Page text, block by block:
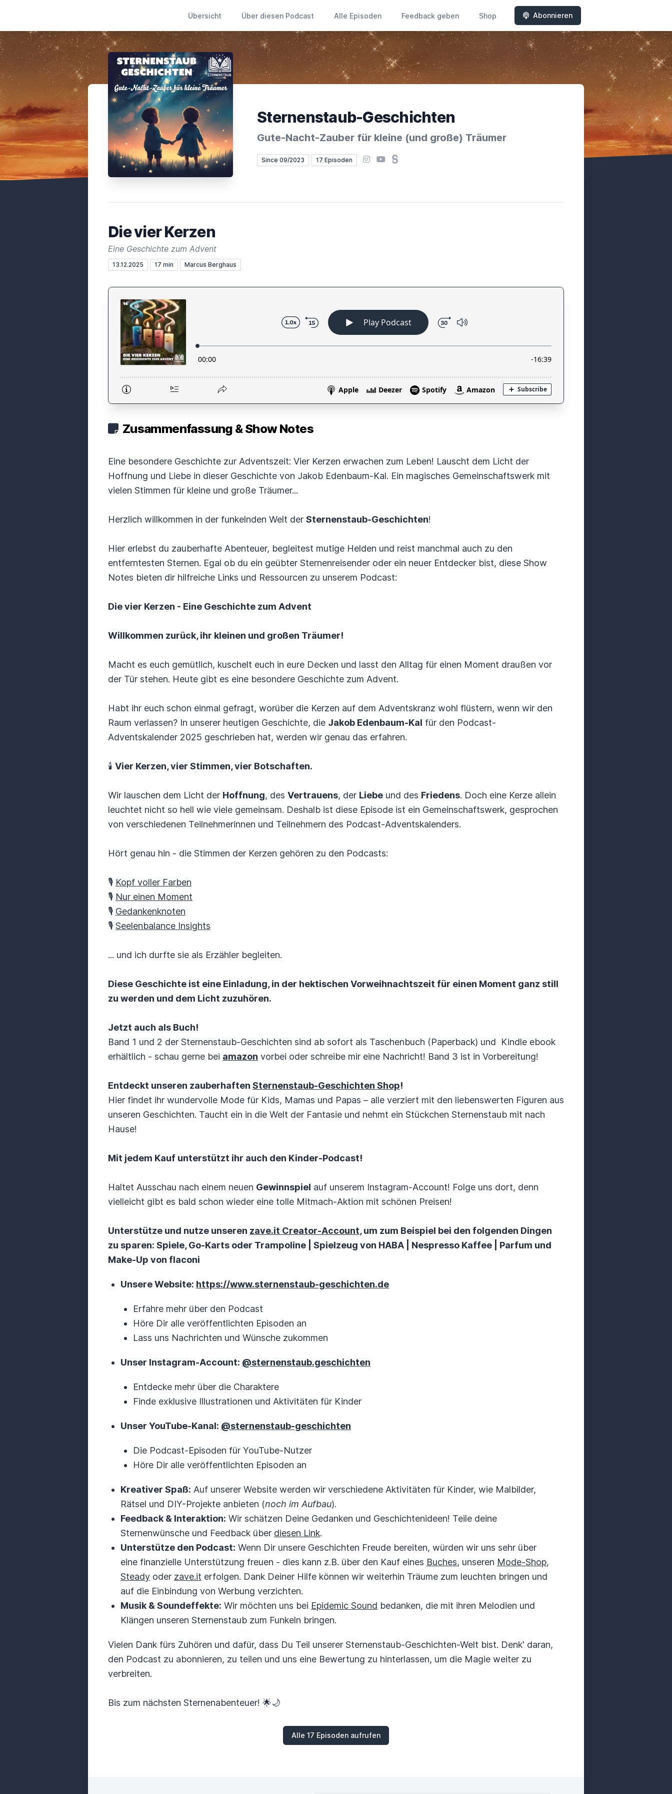
Übersicht Über diesen Podcast Alle Episoden Feedback geben Shop Abonnieren
Sternenstaub-Geschichten
Gute-Nacht-Zauber für kleine (und große) Träumer
Since 09/2023 17 Episoden Instagram
YouTubeSteady
Die vier Kerzen
Eine Geschichte zum Advent
13.12.2025 17 min Marcus Berghaus
Zusammenfassung & Show Notes
Eine besondere Geschichte zur Adventszeit: Vier Kerzen erwachen zum Leben! Lauscht dem Licht der
Hoffnung und Liebe in dieser Geschichte von Jakob Edenbaum-Kal. Ein magisches Gemeinschaftswerk mit
vielen Stimmen für kleine und große Träumer...
Herzlich willkommen in der funkelnden Welt der Sternenstaub-Geschichten!
Hier erlebst du zauberhafte Abenteuer, begleitest mutige Helden und reist manchmal auch zu den
entferntesten Sternen. Egal ob du ein geübter Sternenreisender oder ein neuer Entdecker bist, diese Show
Notes bieten dir hilfreiche Links und Ressourcen zu unserem Podcast:
Die vier Kerzen - Eine Geschichte zum Advent
Willkommen zurück, ihr kleinen und großen Träumer!
Macht es euch gemütlich, kuschelt euch in eure Decken und lasst den Alltag für einen Moment draußen vor
der Tür stehen. Heute gibt es eine besondere Geschichte zum Advent.
Habt ihr euch schon einmal gefragt, worüber die Kerzen auf dem Adventskranz wohl flüstern, wenn wir den
Raum verlassen? In unserer heutigen Geschichte, die Jakob Edenbaum-Kal für den Podcast-
Adventskalender 2025 geschrieben hat, werden wir genau das erfahren.
🕯️ Vier Kerzen, vier Stimmen, vier Botschaften.
Wir lauschen dem Licht der Hoffnung, des Vertrauens, der Liebe und des Friedens. Doch eine Kerze allein
leuchtet nicht so hell wie viele gemeinsam. Deshalb ist diese Episode ist ein Gemeinschaftswerk, gesprochen
von verschiedenen Teilnehmerinnen und Teilnehmern des Podcast-Adventskalenders.
Hört genau hin - die Stimmen der Kerzen gehören zu den Podcasts:
🎙️ Kopf voller Farben
🎙️ Nur einen Moment
🎙️ Gedankenknoten
🎙️ Seelenbalance Insights
... und ich durfte sie als Erzähler begleiten.
Diese Geschichte ist eine Einladung, in der hektischen Vorweihnachtszeit für einen Moment ganz still
zu werden und dem Licht zuzuhören.
Jetzt auch als Buch!
Band 1 und 2 der Sternenstaub-Geschichten sind ab sofort als Taschenbuch (Paperback) und Kindle ebook
erhältlich - schau gerne bei amazon vorbei oder schreibe mir eine Nachricht! Band 3 ist in Vorbereitung!
Entdeckt unseren zauberhaften Sternenstaub-Geschichten Shop!
Hier findet ihr wundervolle Mode für Kids, Mamas und Papas – alle verziert mit den liebenswerten Figuren aus
unseren Geschichten. Taucht ein in die Welt der Fantasie und nehmt ein Stückchen Sternenstaub mit nach
Hause!
Mit jedem Kauf unterstützt ihr auch den Kinder-Podcast!
Haltet Ausschau nach einem neuen Gewinnspiel auf unserem Instagram-Account! Folge uns dort, denn
vielleicht gibt es bald schon wieder eine tolle Mitmach-Aktion mit schönen Preisen!
Unterstütze und nutze unseren zave.it Creator-Account, um zum Beispiel bei den folgenden Dingen
zu sparen: Spiele, Go-Karts oder Trampoline | Spielzeug von HABA | Nespresso Kaffee | Parfum und
Make-Up von flaconi
Unsere Website: https://www.sternenstaub-geschichten.de
Erfahre mehr über den Podcast
Höre Dir alle veröffentlichten Episoden an
Lass uns Nachrichten und Wünsche zukommen
Unser Instagram-Account: @sternenstaub.geschichten
Entdecke mehr über die Charaktere
Finde exklusive Illustrationen und Aktivitäten für Kinder
Unser YouTube-Kanal: @sternenstaub-geschichten
Die Podcast-Episoden für YouTube-Nutzer
Höre Dir alle veröffentlichten Episoden an
Kreativer Spaß: Auf unserer Website werden wir verschiedene Aktivitäten für Kinder, wie Malbilder,
Rätsel und DIY-Projekte anbieten (noch im Aufbau).
Feedback & Interaktion: Wir schätzen Deine Gedanken und Geschichtenideen! Teile deine
Sternenwünsche und Feedback über diesen Link.
Unterstütze den Podcast: Wenn Dir unsere Geschichten Freude bereiten, würden wir uns sehr über
eine finanzielle Unterstützung freuen - dies kann z.B. über den Kauf eines Buches, unseren Mode-Shop,
Steady oder zave.it erfolgen. Dank Deiner Hilfe können wir weiterhin Träume zum leuchten bringen und
auf die Einbindung von Werbung verzichten.
Musik & Soundeffekte: Wir möchten uns bei Epidemic Sound bedanken, die mit ihren Melodien und
Klängen unseren Sternenstaub zum Funkeln bringen.
Vielen Dank fürs Zuhören und dafür, dass Du Teil unserer Sternenstaub-Geschichten-Welt bist. Denk' daran,
den Podcast zu abonnieren, zu teilen und uns eine Bewertung zu hinterlassen, um die Magie weiter zu
verbreiten.
Bis zum nächsten Sternenabenteuer! 🌟🌙
Alle 17 Episoden aufrufen